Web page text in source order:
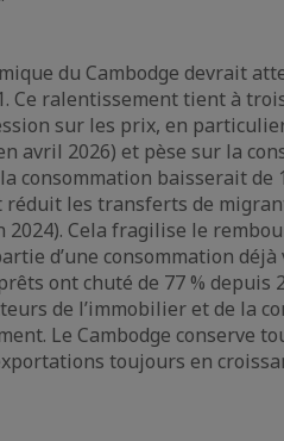
du Cambodge devrait
Ce ralentissement tient à
sur les prix, en
avril 2026) et pèse sur la
baisserait de
les transferts de
2024). Cela fragilise le
d’une consommation
ont chuté de 77 % depuis
de l’immobilier et de la
Le Cambodge conserve
toujours en